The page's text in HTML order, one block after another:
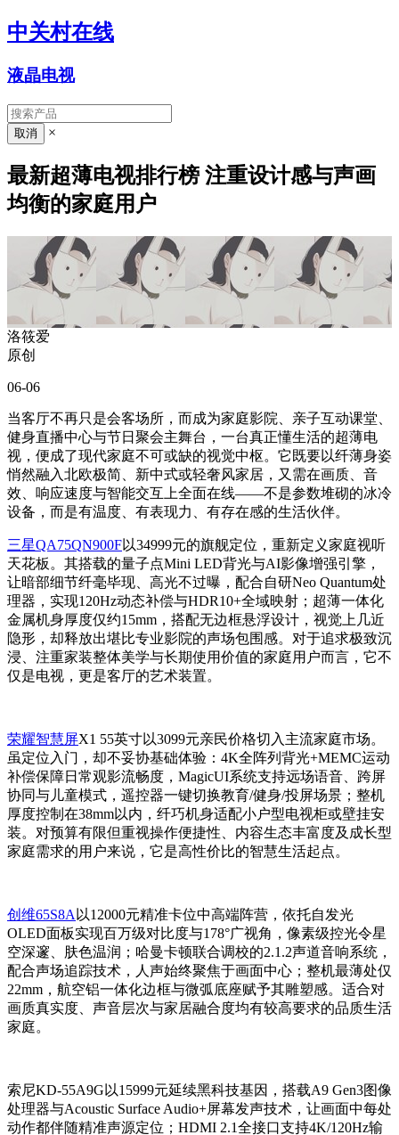
中关村在线
液晶电视
×
最新超薄电视排行榜 注重设计感与声画
均衡的家庭用户
洛筱爱
原创
06-06
当客厅不再只是会客场所，而成为家庭影院、亲子互动课堂、
健身直播中心与节日聚会主舞台，一台真正懂生活的超薄电
视，便成了现代家庭不可或缺的视觉中枢。它既要以纤薄身姿
悄然融入北欧极简、新中式或轻奢风家居，又需在画质、音
效、响应速度与智能交互上全面在线——不是参数堆砌的冰冷
设备，而是有温度、有表现力、有存在感的生活伙伴。
三星QA75QN900F以34999元的旗舰定位，重新定义家庭视听
天花板。其搭载的量子点Mini LED背光与AI影像增强引擎，
让暗部细节纤毫毕现、高光不过曝，配合自研Neo Quantum处
理器，实现120Hz动态补偿与HDR10+全域映射；超薄一体化
金属机身厚度仅约15mm，搭配无边框悬浮设计，视觉上几近
隐形，却释放出堪比专业影院的声场包围感。对于追求极致沉
浸、注重家装整体美学与长期使用价值的家庭用户而言，它不
仅是电视，更是客厅的艺术装置。
荣耀智慧屏X1 55英寸以3099元亲民价格切入主流家庭市场。
虽定位入门，却不妥协基础体验：4K全阵列背光+MEMC运动
补偿保障日常观影流畅度，MagicUI系统支持远场语音、跨屏
协同与儿童模式，遥控器一键切换教育/健身/投屏场景；整机
厚度控制在38mm以内，纤巧机身适配小户型电视柜或壁挂安
装。对预算有限但重视操作便捷性、内容生态丰富度及成长型
家庭需求的用户来说，它是高性价比的智慧生活起点。
创维65S8A 以12000元精准卡位中高端阵营，依托自发光
OLED面板实现百万级对比度与178°广视角，像素级控光令星
空深邃、肤色温润；哈曼卡顿联合调校的2.1.2声道音响系统，
配合声场追踪技术，人声始终聚焦于画面中心；整机最薄处仅
22mm，航空铝一体化边框与微弧底座赋予其雕塑感。适合对
画质真实度、声音层次与家居融合度均有较高要求的品质生活
家庭。
索尼KD-55A9G以15999元延续黑科技基因，搭载A9 Gen3图像
处理器与Acoustic Surface Audio+屏幕发声技术，让画面中每处
动作都伴随精准声源定位；HDMI 2.1全接口支持4K/120Hz输